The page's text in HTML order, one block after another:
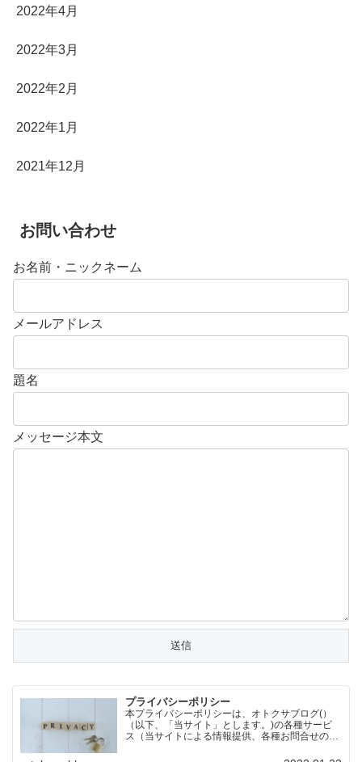
2022年4月
2022年3月
2022年2月
2022年1月
2021年12月
お問い合わせ
お名前・ニックネーム
メールアドレス
題名
メッセージ本文
プライバシーポリシー
本プライバシーポリシーは、オトクサブログ(）
（以下、「当サイト」とします。)の各種サービ
ス（当サイトによる情報提供、各種お問合せの受
問者」とします。）の個人情報もしくはそれに準